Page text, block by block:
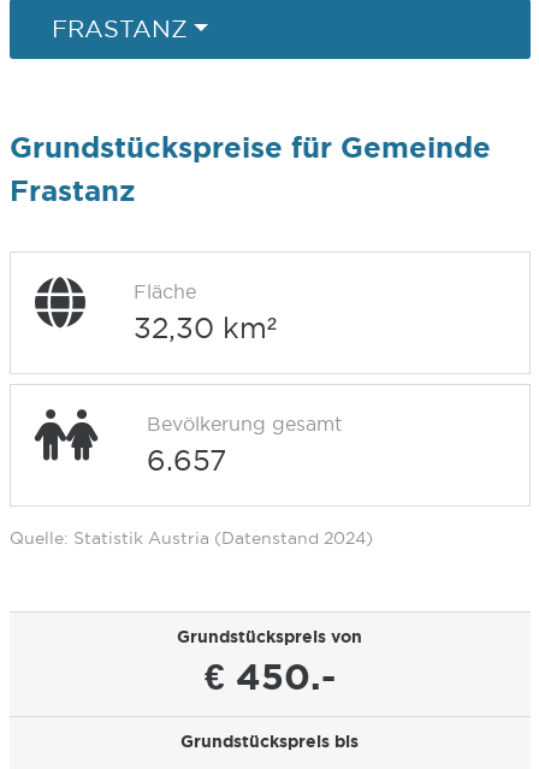
FRASTANZ
Grundstückspreise für Gemeinde
Frastanz
Fläche
32,30 km²
Bevölkerung gesamt
6.657
Quelle: Statistik Austria (Datenstand 2024)
Grundstückspreis von
€ 450.-
Grundstückspreis bis